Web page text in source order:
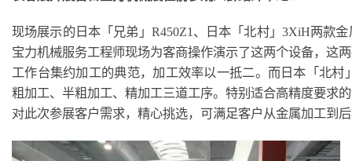
现场展示的日本「兄弟」R450Z1、日本「北村」3XiH两款
宝力机械服务工程师现场为客商操作演示了这两个设备，这
工作台集约加工的典范，加工效率以一抵二。而日本「北
粗加工、半粗加工、精加工三道工序。特别适合高精度要求
对此次参展客户需求，精心挑选，可满足客户从金属加工到